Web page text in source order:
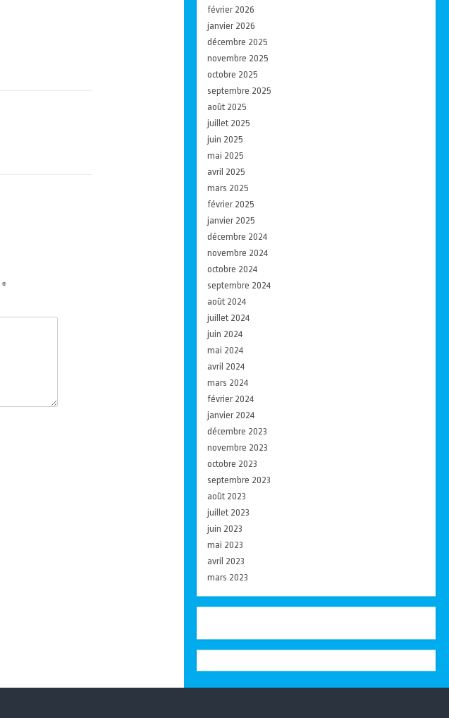
*
février 2026
janvier 2026
décembre 2025
novembre 2025
octobre 2025
septembre 2025
août 2025
juillet 2025
juin 2025
mai 2025
avril 2025
mars 2025
février 2025
janvier 2025
décembre 2024
novembre 2024
octobre 2024
septembre 2024
août 2024
juillet 2024
juin 2024
mai 2024
avril 2024
mars 2024
février 2024
janvier 2024
décembre 2023
novembre 2023
octobre 2023
septembre 2023
août 2023
juillet 2023
juin 2023
mai 2023
avril 2023
mars 2023